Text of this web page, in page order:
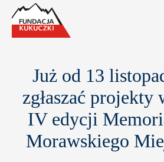
Już od 13
zgłaszać projekty
IV edycji
Morawskiego